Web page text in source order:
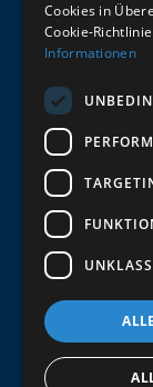
ZUM
Melde dich jetzt
erste Bestellung.
Deine Email
Abschicken
Cookies in
Cookie-
Informationen